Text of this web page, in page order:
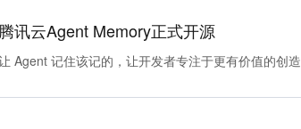
腾讯云Agent Memory正式开源
Agent 记住该记的，让开发者专注于更有价值的创造